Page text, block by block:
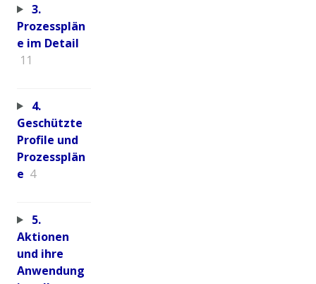
3.
Prozessplän
e im Detail
11
4.
Geschützte
Profile und
Prozessplän
e 4
5.
Aktionen
und ihre
Anwendung